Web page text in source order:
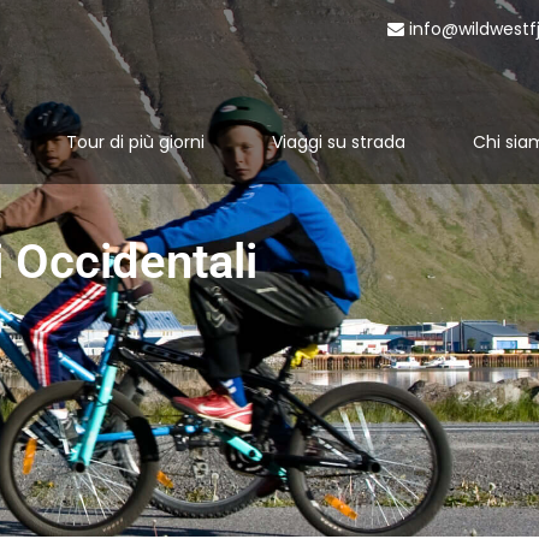
Tour di più giorni Viaggi su strada Chi
Occidentali